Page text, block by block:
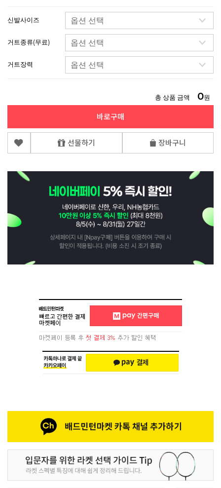
신발사이즈
거트종류(무료)
거트장력
총 상품 금액 0원
바로구매
선물하기 장바구니